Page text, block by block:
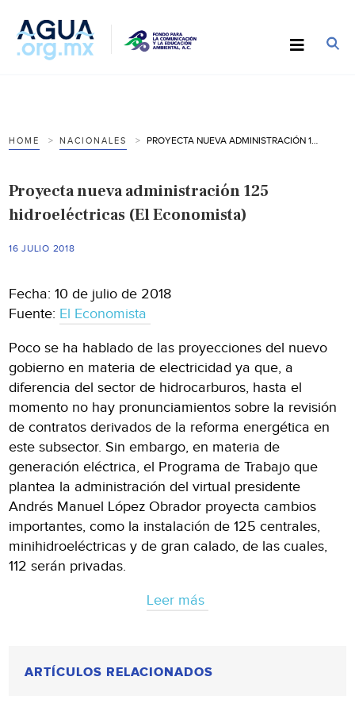
HOME NACIONALES
Proyecta nueva administración 125
hidroeléctricas (El Economista)
16 JULIO 2018
Fecha: 10 de julio de 2018
Fuente: El Economista
Poco se ha hablado de las proyecciones del nuevo
gobierno en materia de electricidad ya que, a
diferencia del sector de hidrocarburos, hasta el
momento no hay pronunciamientos sobre la revisión
de contratos derivados de la reforma energética en
este subsector. Sin embargo, en materia de
generación eléctrica, el Programa de Trabajo que
plantea la administración del virtual presidente
Andrés Manuel López Obrador proyecta cambios
importantes, como la instalación de 125 centrales,
minihidroeléctricas y de gran calado, de las cuales,
112 serán privadas.
Leer más
ARTÍCULOS RELACIONADOS